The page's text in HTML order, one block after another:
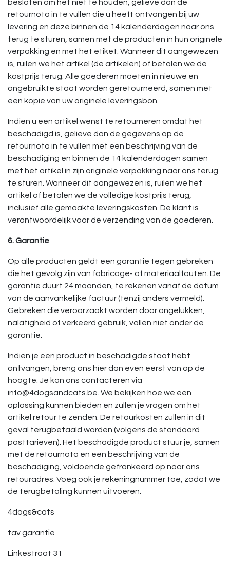
besloten om het niet te houden, gelieve dan de
retournota in te vullen die u heeft ontvangen bij uw
levering en deze binnen de 14 kalenderdagen naar ons
terug te sturen, samen met de producten in hun originele
verpakking en met het etiket. Wanneer dit aangewezen
is, ruilen we het artikel (de artikelen) of betalen we de
kostprijs terug. Alle goederen moeten in nieuwe en
ongebruikte staat worden geretourneerd, samen met
een kopie van uw originele leveringsbon.
Indien u een artikel wenst te retourneren omdat het
beschadigd is, gelieve dan de gegevens op de
retournota in te vullen met een beschrijving van de
beschadiging en binnen de 14 kalenderdagen samen
met het artikel in zijn originele verpakking naar ons terug
te sturen. Wanneer dit aangewezen is, ruilen we het
artikel of betalen we de volledige kostprijs terug,
inclusief alle gemaakte leveringskosten. De klant is
verantwoordelijk voor de verzending van de goederen.
6. Garantie
Op alle producten geldt een garantie tegen gebreken
die het gevolg zijn van fabricage- of materiaalfouten. De
garantie duurt 24 maanden, te rekenen vanaf de datum
van de aanvankelijke factuur (tenzij anders vermeld).
Gebreken die veroorzaakt worden door ongelukken,
nalatigheid of verkeerd gebruik, vallen niet onder de
garantie.
Indien je een product in beschadigde staat hebt
ontvangen, breng ons hier dan even eerst van op de
hoogte. Je kan ons contacteren via
info@4dogsandcats.be. We bekijken hoe we een
oplossing kunnen bieden en zullen je vragen om het
artikel retour te zenden. De retourkosten zullen in dit
geval terugbetaald worden (volgens de standaard
posttarieven). Het beschadigde product stuur je, samen
met de retournota en een beschrijving van de
beschadiging, voldoende gefrankeerd op naar ons
retouradres. Voeg ook je rekeningnummer toe, zodat we
de terugbetaling kunnen uitvoeren.
4dogs&cats
tav garantie
Linkestraat 31